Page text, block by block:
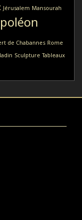
Jérusalem Mansourah
de Chabannes Rome
Sculpture Tableaux